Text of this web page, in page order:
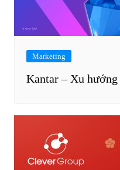
Marketing
Kantar – Xu